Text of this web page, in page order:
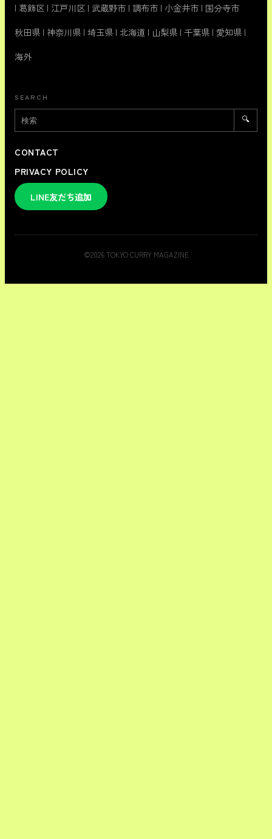
| 葛飾区 | 江戸川区 | 武蔵野市 | 調布市 | 小金井市 | 国分寺市
秋田県 | 神奈川県 | 埼玉県 | 北海道 | 山梨県 | 千葉県 | 愛知県 |
海外
SEARCH
🔍
CONTACT
PRIVACY POLICY
LINE友だち追加
©2026TOKYO CURRY MAGAZINE